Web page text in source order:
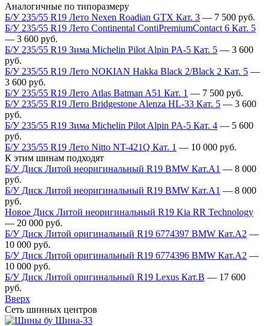
Аналогичные по типоразмеру
Б/У 235/55 R19 Лето Nexen Roadian GTX Кат. 3 — 7 500 руб.
Б/У 235/55 R19 Лето Continental ContiPremiumContact 6 Кат. 5
— 3 600 руб.
Б/У 235/55 R19 Зима Michelin Pilot Alpin PA-5 Кат. 5 — 3 600
руб.
Б/У 235/55 R19 Лето NOKIAN Hakka Black 2/Black 2 Кат. 5 —
3 600 руб.
Б/У 235/55 R19 Лето Atlas Batman A51 Кат. 1 — 7 500 руб.
Б/У 235/55 R19 Лето Bridgestone Alenza HL-33 Кат. 5 — 3 600
руб.
Б/У 235/55 R19 Зима Michelin Pilot Alpin PA-5 Кат. 4 — 5 600
руб.
Б/У 235/55 R19 Лето Nitto NT-421Q Кат. 1 — 10 000 руб.
К этим шинам подходят
Б/У Диск Литой неоригинальный R19 BMW Кат.А1 — 8 000
руб.
Б/У Диск Литой неоригинальный R19 BMW Кат.А1 — 8 000
руб.
Новое Диск Литой неоригинальный R19 Kia RR Technology
— 20 000 руб.
Б/У Диск Литой оригинальный R19 6774397 BMW Кат.А2 —
10 000 руб.
Б/У Диск Литой оригинальный R19 6774396 BMW Кат.А2 —
10 000 руб.
Б/У Диск Литой оригинальный R19 Lexus Кат.В — 17 600
руб.
Вверх
Сеть шинных центров
Шина-33